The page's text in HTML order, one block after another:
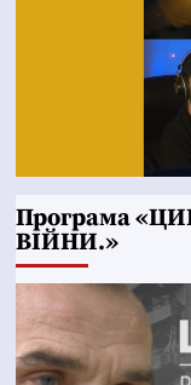
Програма
ВІЙНИ.»